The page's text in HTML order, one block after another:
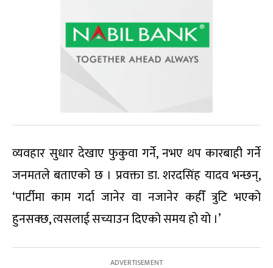
व्यवहार सुधार देखाए फुकुवा गर्ने, नभए थप कारबाही गर्ने
जनमतले बताएको छ । प्रवक्ता डा. शरदसिंह यादव भन्छन्,
‘पार्टीमा काम गर्दा जानेर वा नजानेर कहीँ त्रुटि भएको
हुनसक्छ, त्यसलाई सच्याउन दिएको समय हो यो ।’